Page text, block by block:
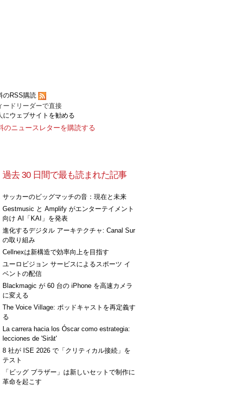
のRSS購読
ードリーダーで直接
にウェブサイトを勧める
のニュースレターを購読する
過去 30 日間で最も読まれた記事
サッカーのビッグマッチの音：現在と未来
Gestmusic と Amplify がエンターテイメント
向け AI「KAI」を発表
進化するデジタル アーキテクチャ: Canal Sur
の取り組み
Cellnexは新構造で効率向上を目指す
ユーロビジョン サービスによるスポーツ イ
ベントの配信
Blackmagic が 60 台の iPhone を高速カメラ
に変える
The Voice Village: ポッドキャストを再定義す
る
La carrera hacia los Óscar como estrategia:
lecciones de 'Sirât'
8 社が ISE 2026 で「クリティカル接続」を
テスト
「ビッグ ブラザー」は新しいセットで制作に
革命を起こす